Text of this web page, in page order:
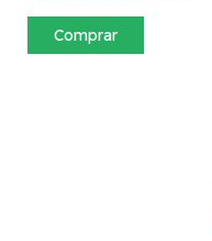
Comprar